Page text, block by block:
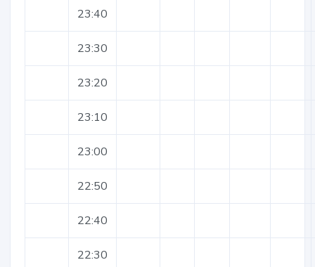
23:40
23:30
23:20
23:10
23:00
22:50
22:40
22:30